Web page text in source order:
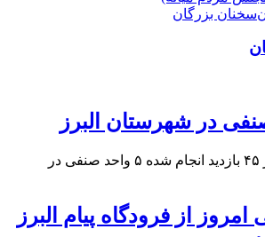
سخنان بزرگان
محمد نصیری گفت: در ۴۵ بازدید انجام شده ۵ واحد صنفی در
از فرودگاه پیام البرز